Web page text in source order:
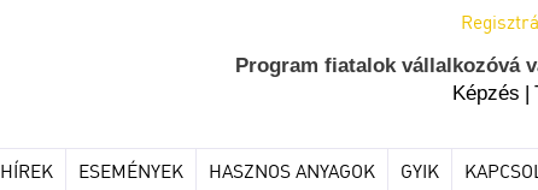
Program fiatalok vállalkozóvá
Képzés |
HÍREK ESEMÉNYEK HASZNOS ANYAGOK GYIK